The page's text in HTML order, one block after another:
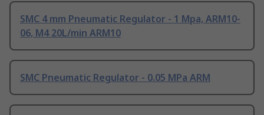
SMC 4 mm Pneumatic Regulator - 1 Mpa, ARM10-
06, M4 20L/min ARM10
SMC Pneumatic Regulator - 0.05 MPa ARM